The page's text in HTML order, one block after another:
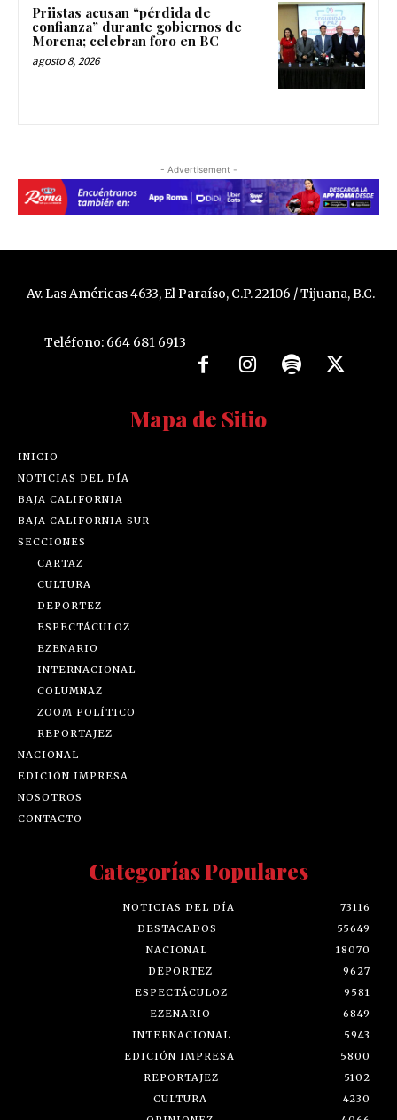
Priistas acusan “pérdida de
confianza” durante gobiernos de
Morena; celebran foro en BC
agosto 8, 2026
- Advertisement -
Av. Las Américas 4633, El Paraíso, C.P. 22106 / Tijuana, B.C.
Teléfono: 664 681 6913
Mapa de Sitio
INICIO
NOTICIAS DEL DÍA
BAJA CALIFORNIA
BAJA CALIFORNIA SUR
SECCIONES
CARTAZ
CULTURA
DEPORTEZ
ESPECTÁCULOZ
EZENARIO
INTERNACIONAL
COLUMNAZ
ZOOM POLÍTICO
REPORTAJEZ
NACIONAL
EDICIÓN IMPRESA
NOSOTROS
CONTACTO
Categorías Populares
NOTICIAS DEL DÍA
73116
DESTACADOS
55649
NACIONAL
18070
DEPORTEZ
9627
ESPECTÁCULOZ
9581
EZENARIO
6849
INTERNACIONAL
5943
EDICIÓN IMPRESA
5800
REPORTAJEZ
5102
CULTURA
4230